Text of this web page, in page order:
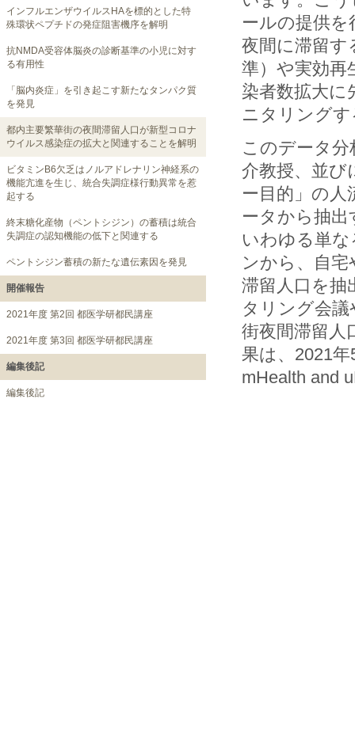
インフルエンザウイルスHAを標的とした特
殊環状ペプチドの発症阻害機序を解明
抗NMDA受容体脳炎の診断基準の小児に対す
る有用性
「脳内炎症」を引き起こす新たなタンパク質
を発見
都内主要繁華街の夜間滞留人口が新型コロナ
ウイルス感染症の拡大と関連することを解明
ビタミンB6欠乏はノルアドレナリン神経系の
機能亢進を生じ、統合失調症様行動異常を惹
起する
終末糖化産物（ペントシジン）の蓄積は統合
失調症の認知機能の低下と関連する
ペントシジン蓄積の新たな遺伝素因を発見
開催報告
2021年度 第2回 都医学研都民講座
2021年度 第3回 都医学研都民講座
編集後記
編集後記
ールの提供
夜間に滞留す
準）や実効再
染者数拡大に
ニタリング
このデータ分
介教授、並び
ー目的」の
ータから抽
いわゆる単な
ンから、自
滞留人口を抽
タリング会
街夜間滞留人
果は、2021
mHealth and